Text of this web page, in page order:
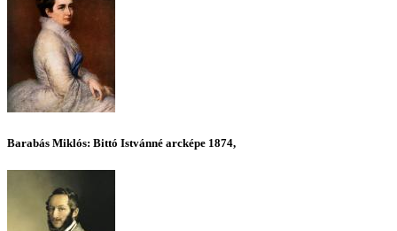
Barabás Miklós: Bittó Istvánné arcképe 1874,